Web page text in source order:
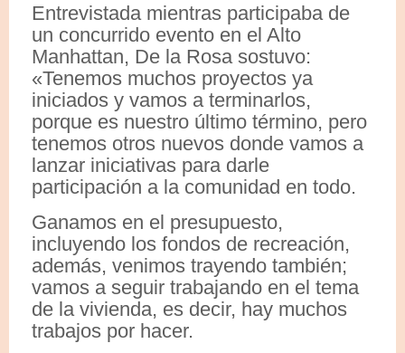
Entrevistada mientras participaba de
un concurrido evento en el Alto
Manhattan, De la Rosa sostuvo:
«Tenemos muchos proyectos ya
iniciados y vamos a terminarlos,
porque es nuestro último término, pero
tenemos otros nuevos donde vamos a
lanzar iniciativas para darle
participación a la comunidad en todo.
Ganamos en el presupuesto,
incluyendo los fondos de recreación,
además, venimos trayendo también;
vamos a seguir trabajando en el tema
de la vivienda, es decir, hay muchos
trabajos por hacer.